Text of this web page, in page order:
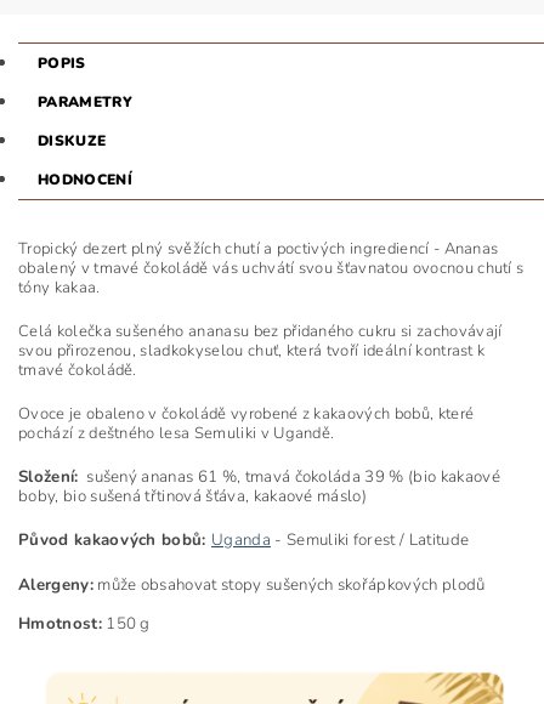
POPIS
PARAMETRY
DISKUZE
HODNOCENÍ
Tropický dezert plný svěžích chutí a poctivých ingrediencí - Ananas
obalený v tmavé čokoládě vás uchvátí svou šťavnatou ovocnou chutí s
tóny kakaa.
Celá kolečka sušeného ananasu bez přidaného cukru si zachovávají
svou přirozenou, sladkokyselou chuť, která tvoří ideální kontrast k
tmavé čokoládě.
Ovoce je obaleno v čokoládě vyrobené z kakaových bobů, které
pochází z deštného lesa Semuliki v Ugandě.
Složení: sušený ananas 61 %, tmavá čokoláda 39 % (bio kakaové
boby, bio sušená třtinová šťáva, kakaové máslo)
Původ kakaových bobů: Uganda - Semuliki forest / Latitude
Alergeny:může obsahovat stopy sušených skořápkových plodů
Hmotnost:150 g